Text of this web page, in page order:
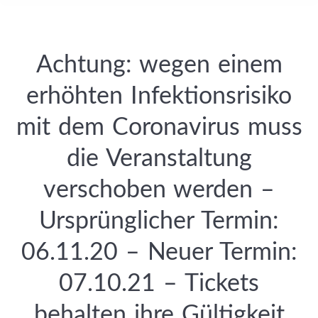
Achtung: wegen einem
erhöhten Infektionsrisiko
mit dem Coronavirus muss
die Veranstaltung
verschoben werden –
Ursprünglicher Termin:
06.11.20 – Neuer Termin:
07.10.21 – Tickets